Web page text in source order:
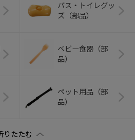
バス・トイレグッ
ズ（部品）
ベビー食器（部
品）
ペット用品（部
品）